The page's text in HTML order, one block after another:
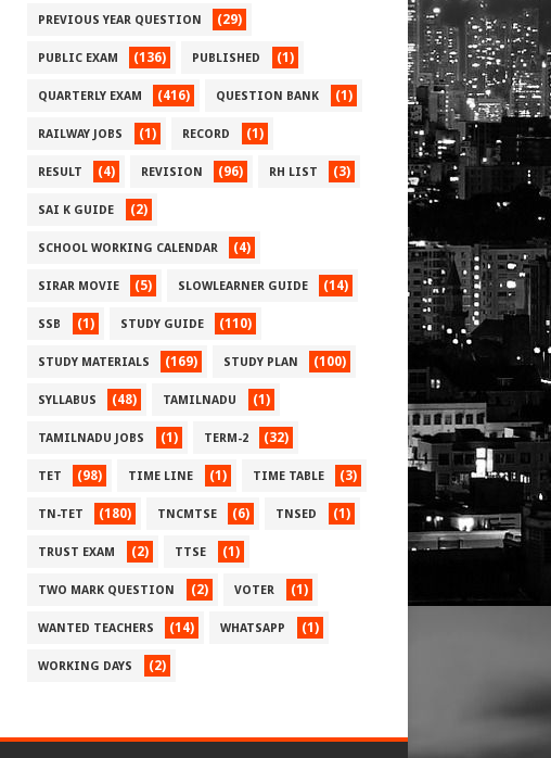
PREVIOUS YEAR QUESTION (29)
PUBLIC EXAM (136) PUBLISHED (1)
QUARTERLY EXAM (416) QUESTION BANK (1)
RAILWAY JOBS (1) RECORD (1)
RESULT (4) REVISION (96) RH LIST (3)
SAI K GUIDE (2)
SCHOOL WORKING CALENDAR (4)
SIRAR MOVIE (5) SLOWLEARNER GUIDE (14)
SSB (1) STUDY GUIDE (110)
STUDY MATERIALS (169) STUDY PLAN (100)
SYLLABUS (48) TAMILNADU (1)
TAMILNADU JOBS (1) TERM-2 (32)
TET (98) TIME LINE (1) TIME TABLE (3)
TN-TET (180) TNCMTSE (6) TNSED (1)
TRUST EXAM (2) TTSE (1)
TWO MARK QUESTION (2) VOTER (1)
WANTED TEACHERS (14) WHATSAPP (1)
WORKING DAYS (2)